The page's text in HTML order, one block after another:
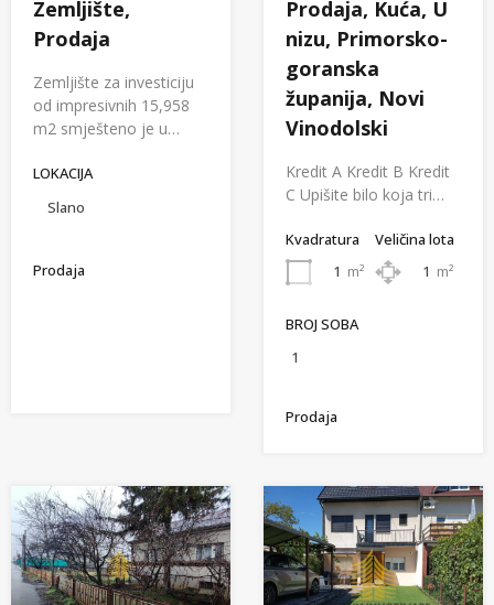
Zemljište,
Prodaja
Zemljište za investiciju
od impresivnih 15,958
m2 smješteno je u…
LOKACIJA
Slano
Prodaja
Prodaja, Kuća, U
nizu, Primorsko-
goranska
županija, Novi
Vinodolski
Kredit A Kredit B Kredit
C Upišite bilo koja tri…
Kvadratura
1 m²
Veličina lota
1 m²
BROJ SOBA
1
Prodaja